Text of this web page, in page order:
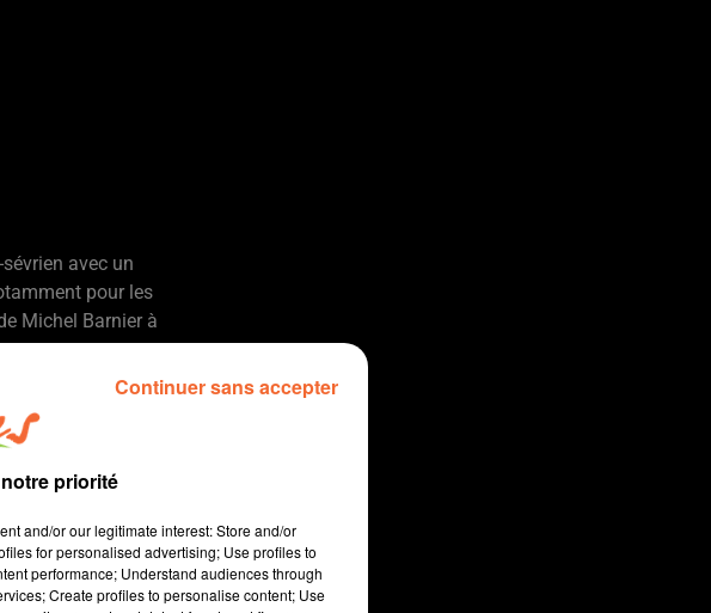
avec un
pour les
Michel Barnier à
cette
été touchées
le week-end
Echaubrognes
cette fin de
y célèbrera en
priorité
and/or our legitimate interest: Store and/or
for personalised advertising; Use profiles to
performance; Understand audiences through
Create profiles to personalise content; Use
Continuer sans accepter